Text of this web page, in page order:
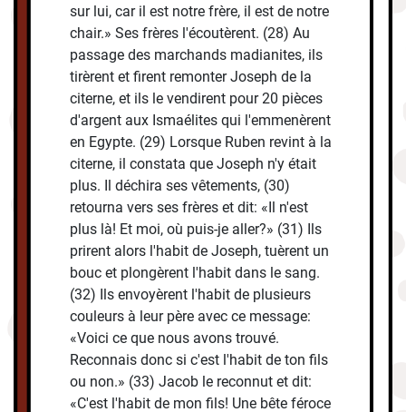
sur lui, car il est notre frère, il est de notre
chair.» Ses frères l'écoutèrent. (28) Au
passage des marchands madianites, ils
tirèrent et firent remonter Joseph de la
citerne, et ils le vendirent pour 20 pièces
d'argent aux Ismaélites qui l'emmenèrent
en Egypte. (29) Lorsque Ruben revint à la
citerne, il constata que Joseph n'y était
plus. Il déchira ses vêtements, (30)
retourna vers ses frères et dit: «Il n'est
plus là! Et moi, où puis-je aller?» (31) Ils
prirent alors l'habit de Joseph, tuèrent un
bouc et plongèrent l'habit dans le sang.
(32) Ils envoyèrent l'habit de plusieurs
couleurs à leur père avec ce message:
«Voici ce que nous avons trouvé.
Reconnais donc si c'est l'habit de ton fils
ou non.» (33) Jacob le reconnut et dit:
«C'est l'habit de mon fils! Une bête féroce